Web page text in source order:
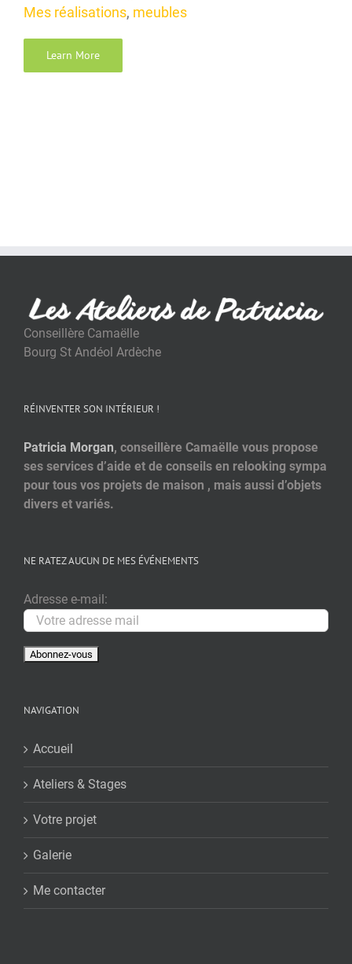
Mes réalisations, meubles
Learn More
Conseillère Camaëlle
Bourg St Andéol Ardèche
RÉINVENTER SON INTÉRIEUR !
Patricia Morgan, conseillère Camaëlle vous propose
ses services d’aide et de conseils en relooking sympa
pour tous vos projets de maison , mais aussi d’objets
divers et variés.
NE RATEZ AUCUN DE MES ÉVÉNEMENTS
Adresse e-mail:
NAVIGATION
Accueil
Ateliers & Stages
Votre projet
Galerie
Me contacter